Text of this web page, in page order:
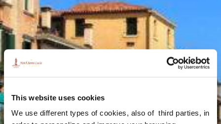
This website uses cookies
We use different types of cookies, also of third parties, in
HOTEL SANTA LUCIA
Cannaregio, Calle della Misericordia 358
30121 – Venise, Italie
Tel. +39.041.715180 Fax +39.041.710610
TVA 04469510277 |
info@hotelslucia.com
Services
Wi-Fi